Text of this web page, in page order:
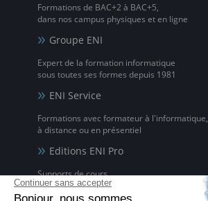
Formations de BAC+2 à BAC+5,
dans nos campus physiques et en ligne
Groupe ENI
Expert de la formation informatique
sous toutes ses formes depuis 1981
ENI Service
Formations avec formateur à l'informatique,
à distance ou en présentiel
Editions ENI Pro
Supports de cours
pour les organismes de formation